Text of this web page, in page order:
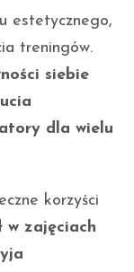
estetycznego,
treningów.
siebie
dla wielu
korzyści
w zajęciach